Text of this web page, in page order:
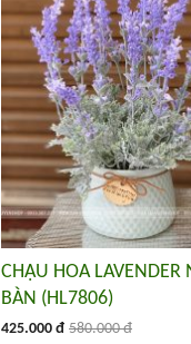
CHẬU HOA LAVENDER
BÀN (HL7806)
425.000 đ 580.000 đ